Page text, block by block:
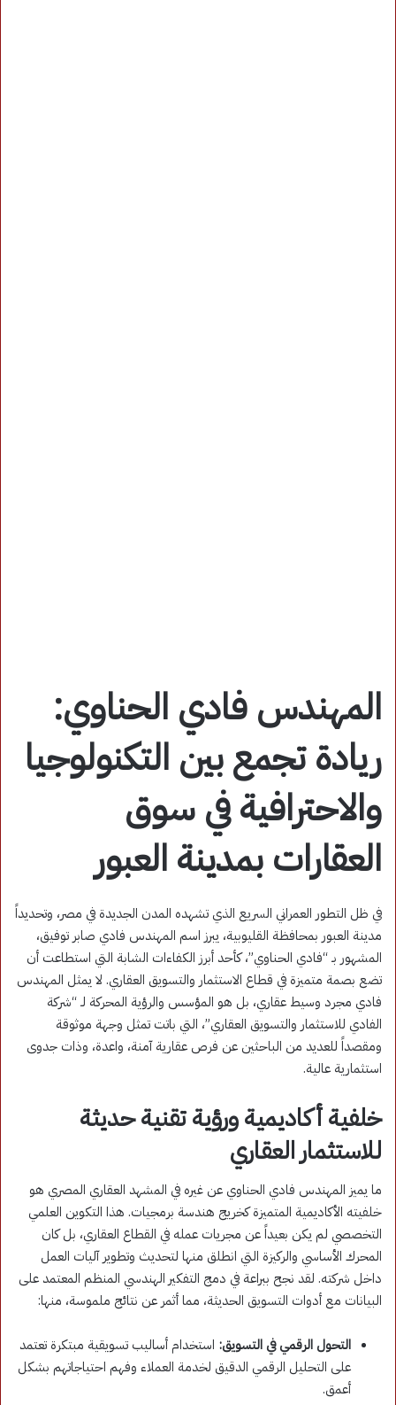
المهندس فادي الحناوي:
ريادة تجمع بين التكنولوجيا
والاحترافية في سوق
العقارات بمدينة العبور
في ظل التطور العمراني السريع الذي تشهده المدن الجديدة في مصر، وتحديداً
مدينة العبور بمحافظة القليوبية، يبرز اسم المهندس فادي صابر توفيق،
المشهور بـ “فادي الحناوي”، كأحد أبرز الكفاءات الشابة التي استطاعت أن
تضع بصمة متميزة في قطاع الاستثمار والتسويق العقاري. لا يمثل المهندس
فادي مجرد وسيط عقاري، بل هو المؤسس والرؤية المحركة لـ “شركة
الفادي للاستثمار والتسويق العقاري”، التي باتت تمثل وجهة موثوقة
ومقصداً للعديد من الباحثين عن فرص عقارية آمنة، واعدة، وذات جدوى
استثمارية عالية.
خلفية أكاديمية ورؤية تقنية حديثة
للاستثمار العقاري
ما يميز المهندس فادي الحناوي عن غيره في المشهد العقاري المصري هو
خلفيته الأكاديمية المتميزة كخريج هندسة برمجيات. هذا التكوين العلمي
التخصصي لم يكن بعيداً عن مجريات عمله في القطاع العقاري، بل كان
المحرك الأساسي والركيزة التي انطلق منها لتحديث وتطوير آليات العمل
داخل شركته. لقد نجح ببراعة في دمج التفكير الهندسي المنظم المعتمد على
البيانات مع أدوات التسويق الحديثة، مما أثمر عن نتائج ملموسة، منها:
التحول الرقمي في التسويق: استخدام أساليب تسويقية مبتكرة تعتمد
على التحليل الرقمي الدقيق لخدمة العملاء وفهم احتياجاتهم بشكل
أعمق.